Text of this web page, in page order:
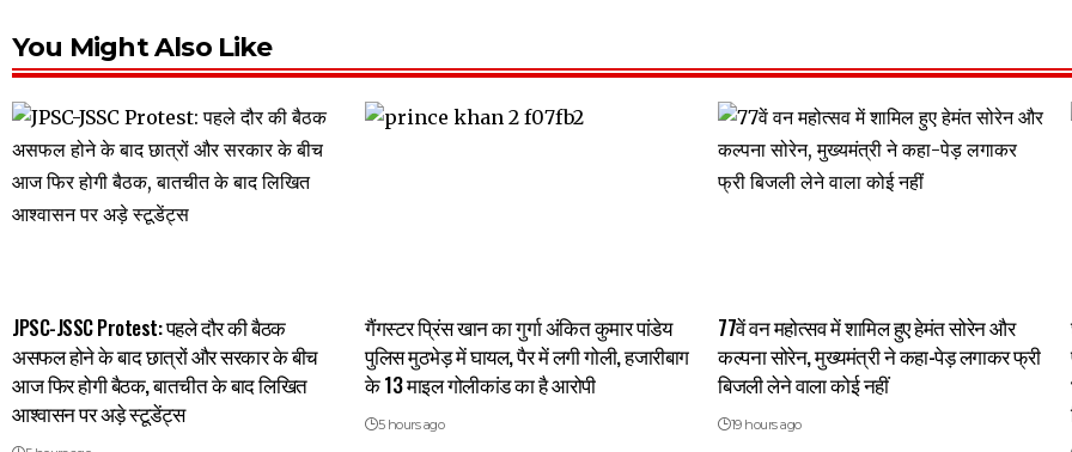
You Might Also Like
JPSC-JSSC Protest: पहले दौर की बैठक
असफल होने के बाद छात्रों और सरकार के बीच
आज फिर होगी बैठक, बातचीत के बाद लिखित
आश्वासन पर अड़े स्टूडेंट्स
गैंगस्टर प्रिंस खान का गुर्गा अंकित कुमार पांडेय
पुलिस मुठभेड़ में घायल, पैर में लगी गोली, हजारीबाग
के 13 माइल गोलीकांड का है आरोपी
5 hours ago
77वें वन महोत्सव में शामिल हुए हेमंत सोरेन और
कल्पना सोरेन, मुख्यमंत्री ने कहा-पेड़ लगाकर फ्री
बिजली लेने वाला कोई नहीं
19 hours ago